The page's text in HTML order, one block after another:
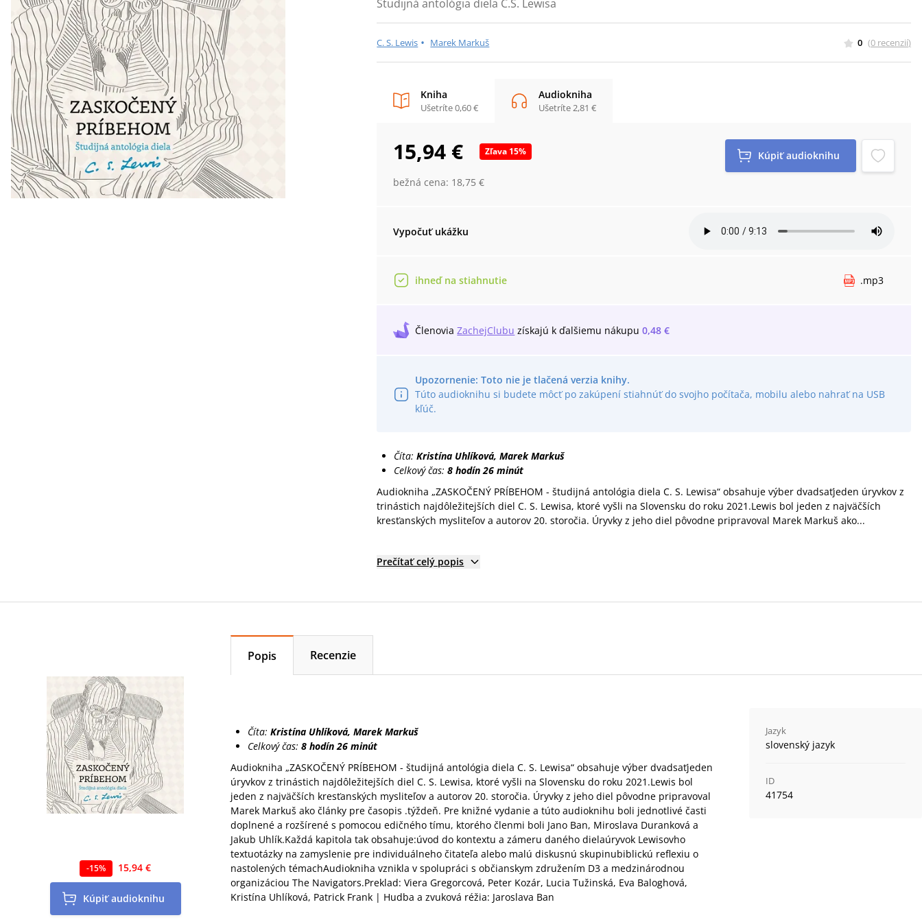
Študijná antológia diela C.S. Lewisa
C. S. Lewis • Marek Markuš 0 (0 recenzií)
Kniha
Ušetríte0,60 €
Audiokniha
Ušetríte2,81 €
15,94 € Zľava 15%
bežná cena: 18,75 €
Kúpiťaudioknihu
Vypočuť ukážku
ihneď na stiahnutie .mp3
Členovia ZachejClubu získajú k ďalšiemu nákupu 0,48 €
Upozornenie: Toto nie je tlačená verzia knihy.
Túto audioknihu si budete môcť po zakúpení stiahnúť do svojho počítača, mobilu alebo nahrať na USB
kľúč.
Číta:Kristína Uhlíková, Marek Markuš
Celkový čas:8 hodín 26 minút
Audiokniha „ZASKOČENÝ PRÍBEHOM - študijná antológia diela C. S. Lewisa“ obsahuje výber dvadsaťjeden úryvkov z
trinástich najdôležitejších diel C. S. Lewisa, ktoré vyšli na Slovensku do roku 2021.Lewis bol jeden z najväčších
kresťanských mysliteľov a autorov 20. storočia. Úryvky z jeho diel pôvodne pripravoval Marek Markuš ako...
Prečítať celý popis
-15% 15,94 €
Kúpiťaudioknihu
Popis Recenzie
Číta: Kristína Uhlíková, Marek Markuš
Celkový čas: 8 hodín 26 minút
Audiokniha „ZASKOČENÝ PRÍBEHOM - študijná antológia diela C. S. Lewisa“ obsahuje výber dvadsaťjeden
úryvkov z trinástich najdôležitejších diel C. S. Lewisa, ktoré vyšli na Slovensku do roku 2021.Lewis bol
jeden z najväčších kresťanských mysliteľov a autorov 20. storočia. Úryvky z jeho diel pôvodne pripravoval
Marek Markuš ako články pre časopis .týždeň. Pre knižné vydanie a túto audioknihu boli jednotlivé časti
doplnené a rozšírené s pomocou edičného tímu, ktorého členmi boli Jano Ban, Miroslava Duranková a
Jakub Uhlík.Každá kapitola tak obsahuje:úvod do kontextu a zámeru daného dielaúryvok Lewisovho
textuotázky na zamyslenie pre individuálneho čitateľa alebo malú diskusnú skupinubiblickú reflexiu o
nastolených témachAudiokniha vznikla v spolupráci s občianskym združením D3 a medzinárodnou
organizáciou The Navigators.Preklad: Viera Gregorcová, Peter Kozár, Lucia Tužinská, Eva Baloghová,
Kristína Uhlíková, Patrick Frank | Hudba a zvuková réžia: Jaroslava Ban
Jazyk
slovenský jazyk
ID
41754